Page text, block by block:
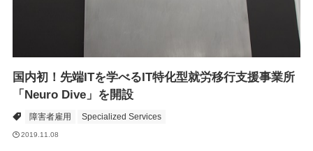
国内初！先端ITを学べるIT特化型就労移行支援事業所
「Neuro Dive」を開設
障害者雇用 Specialized Services
2019.11.08